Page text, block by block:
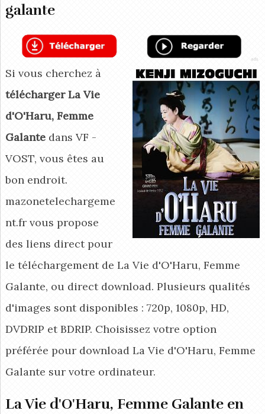
galante
Si vous cherchez à
télécharger La Vie
d'O'Haru, Femme
Galantedans VF -
VOST, vous êtes au
bon endroit.
mazonetelechargeme
nt.fr vous propose
des liens direct pour
le téléchargement de La Vie d'O'Haru, Femme
Galante, ou direct download. Plusieurs qualités
d'images sont disponibles : 720p, 1080p, HD,
DVDRIP et BDRIP. Choisissez votre option
préférée pour download La Vie d'O'Haru, Femme
Galante sur votre ordinateur.
La Vie d'O'Haru, Femme Galante en